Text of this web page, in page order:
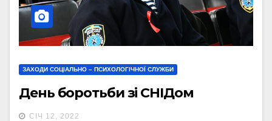
ЗАХОДИ СОЦІАЛЬНО – ПСИХОЛОГІЧНОЇ СЛУЖБИ
День боротьби зі СНІДом
СІЧ 12, 2022